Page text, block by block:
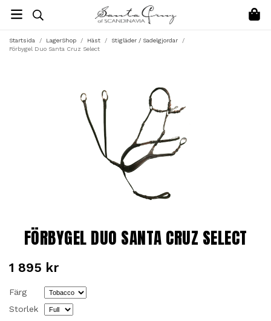
Startsida / LagerShop / Häst / Stigläder / Sadelgjordar
/
Förbygel Duo Santa Cruz Select
FÖRBYGEL DUO SANTA CRUZ SELECT
1 895 kr
Färg
Storlek